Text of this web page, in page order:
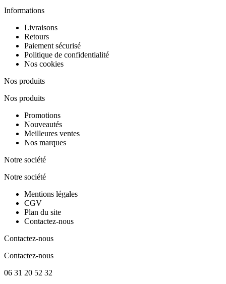
Informations
Livraisons
Retours
Paiement sécurisé
Politique de confidentialité
Nos cookies
Nos produits
Nos produits
Promotions
Nouveautés
Meilleures ventes
Nos marques
Notre société
Notre société
Mentions légales
CGV
Plan du site
Contactez-nous
Contactez-nous
Contactez-nous
06 31 20 52 32